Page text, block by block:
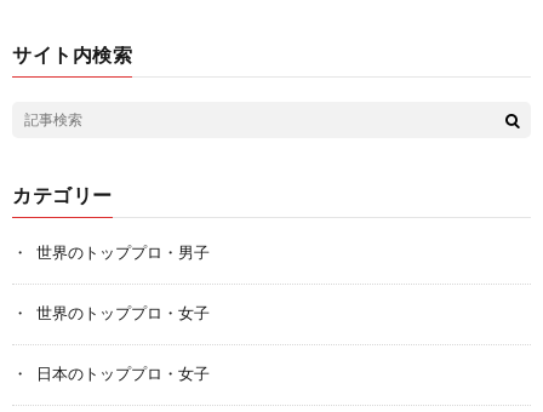
サイト内検索
カテゴリー
世界のトッププロ・男子
世界のトッププロ・女子
日本のトッププロ・女子